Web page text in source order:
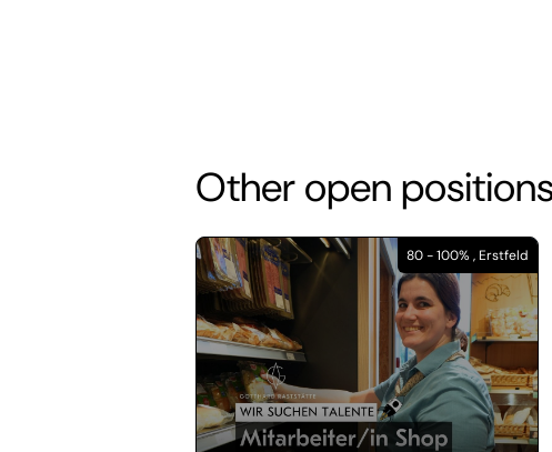
Other open
80 - 100% , Erstfeld